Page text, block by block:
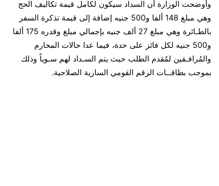
وأوضحت الوزارة أن السداد سيكون لكامل قيمة تكاليف الحج
وهي مبلغ 148 ألفا و500 جنيه إضافة إلى قيمة تذكرة السفر
بالطـائرة وهي مبلغ 27 ألف جنيه بإجمالي مبلغ وقدره 175 ألفا
و500 جنيه لكل فائز على حدة، فيما عدا حالات المحارم
والمُرافـقين لمُقدم الطلب حيث يتم السـداد لهم سـوياً وذلك
بموجب بطاقــات الرقم القومي السارية الصلاحية.